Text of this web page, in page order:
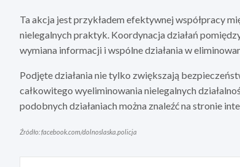
Ta akcja jest przykładem efektywnej współpracy
nielegalnych praktyk. Koordynacja działań
wymiana informacji i wspólne działania w
Podjęte działania nie tylko zwiększają
całkowitego wyeliminowania nielegalnych
podobnych działaniach można znaleźć na stronie
Źródło: facebook.com/dolnoslaska.policja